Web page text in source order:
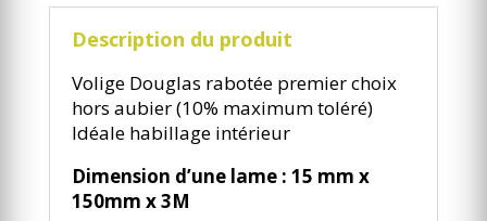
raboté
Description du produit
Volige Douglas rabotée premier choix
hors aubier (10% maximum toléré)
Idéale habillage intérieur
Dimension d’une lame : 15 mm x
150mm x 3M